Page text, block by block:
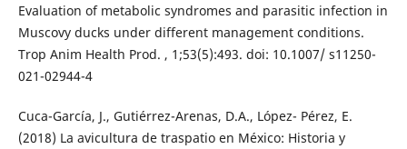
Evaluation of metabolic syndromes and parasitic infection in
Muscovy ducks under different management conditions.
Trop Anim Health Prod. , 1;53(5):493. doi: 10.1007/ s11250-
021-02944-4
Cuca-García, J., Gutiérrez-Arenas, D.A., López- Pérez, E.
(2018) La avicultura de traspatio en México: Historia y